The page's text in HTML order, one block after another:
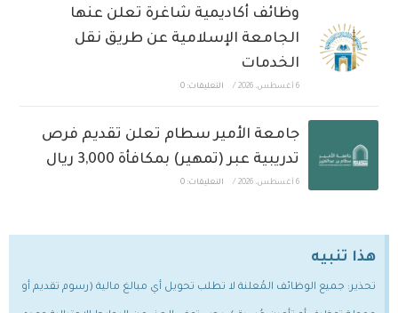
وظائف أكاديمية شاغرة تعلن عنها
الجامعة الإسلامية عن طريق نقل
الخدمات
6 أغسطس، 2026 / التعليقات: 0
جامعة الأمير سطام تعلن تقديم فرص
تدريبية عبر (تمهير) بمكافأة 3,000 ريال
6 أغسطس، 2026 / التعليقات: 0
هذا تنبيه
تحذير: جميع الوظائف المُعلنة لا تطلب تحويل أي مبالغ مالية (رسوم تقديم أو